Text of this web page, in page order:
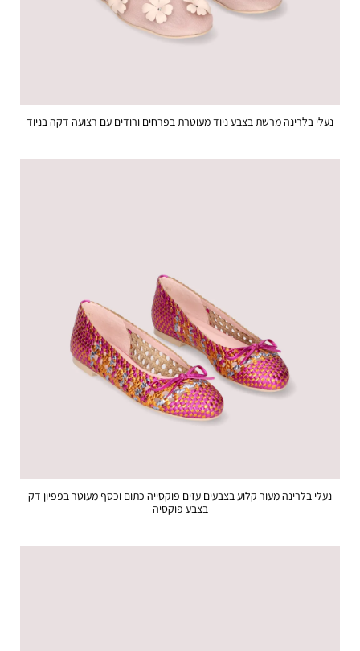
נעלי בלרינה מרשת בצבע ניוד מעוטרת בפרחים ורודים עם רצועה דקה בניוד
נעלי בלרינה מעור קלוע בצבעים עזים פוקסייה כתום וכסף מעוטר בפפיון דק
בצבע פוקסיה